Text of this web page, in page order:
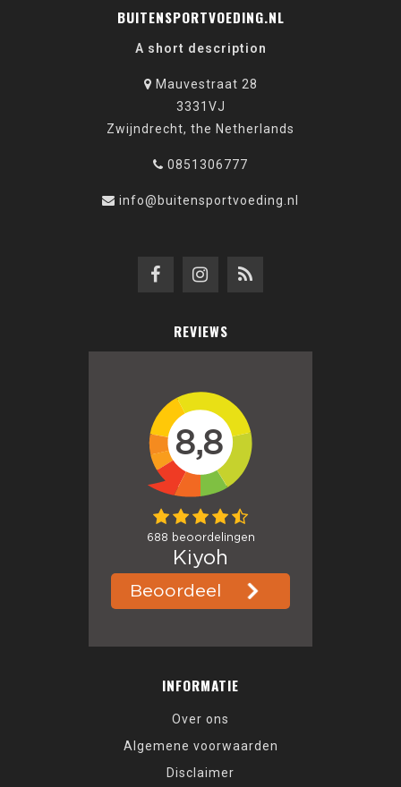
BUITENSPORTVOEDING.NL
A short description
Mauvestraat 28
3331VJ
Zwijndrecht, the Netherlands
0851306777
info@buitensportvoeding.nl
REVIEWS
INFORMATIE
Over ons
Algemene voorwaarden
Disclaimer